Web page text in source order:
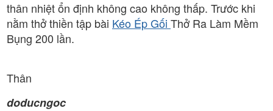
thân nhiệt ổn định không cao không thấp. Trước khi
nằm thở thiền tập bài Kéo Ép Gối Thở Ra Làm Mềm
Bụng 200 lần.
Thân
doducngoc